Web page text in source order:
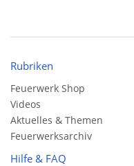
Rubriken
Feuerwerk Shop
Videos
Aktuelles & Themen
Feuerwerksarchiv
Hilfe & FAQ